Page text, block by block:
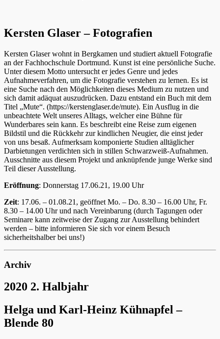
Kersten Glaser – Fotografien
Kersten Glaser wohnt in Bergkamen und studiert aktuell Fotografie
an der Fachhochschule Dortmund. Kunst ist eine persönliche Suche.
Unter diesem Motto untersucht er jedes Genre und jedes
Aufnahmeverfahren, um die Fotografie verstehen zu lernen. Es ist
eine Suche nach den Möglichkeiten dieses Medium zu nutzen und
sich damit adäquat auszudrücken. Dazu entstand ein Buch mit dem
Titel „Mute“. (https://kerstenglaser.de/mute). Ein Ausflug in die
unbeachtete Welt unseres Alltags, welcher eine Bühne für
Wunderbares sein kann. Es beschreibt eine Reise zum eigenen
Bildstil und die Rückkehr zur kindlichen Neugier, die einst jeder
von uns besaß. Aufmerksam komponierte Studien alltäglicher
Darbietungen verdichten sich in stillen Schwarzweiß-Aufnahmen.
Ausschnitte aus diesem Projekt und anknüpfende junge Werke sind
Teil dieser Ausstellung.
Eröffnung: Donnerstag 17.06.21, 19.00 Uhr
Zeit: 17.06. – 01.08.21, geöffnet Mo. – Do. 8.30 – 16.00 Uhr, Fr.
8.30 – 14.00 Uhr und nach Vereinbarung (durch Tagungen oder
Seminare kann zeitweise der Zugang zur Ausstellung behindert
werden – bitte informieren Sie sich vor einem Besuch
sicherheitshalber bei uns!)
Archiv
2020 2. Halbjahr
Helga und Karl-Heinz Kühnapfel –
Blende 80